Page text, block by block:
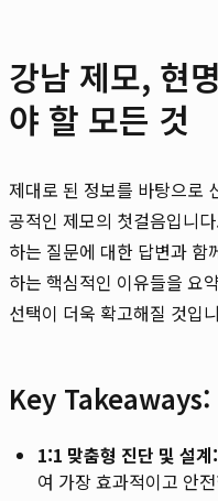
강남 제모, 현
야 할 모든 것
제대로 된 정보를 바탕으로
공적인 제모의 첫걸음입니
하는 질문에 대한 답변과 함
하는 핵심적인 이유들을 요
선택이 더욱 확고해질 것입
Key Takeaways:
1:1 맞춤형 진단 및 설계:
여 가장 효과적이고 안